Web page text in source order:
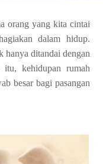
orang yang kita cintai
dalam hidup.
hanya ditandai dengan
kehidupan rumah
besar bagi pasangan